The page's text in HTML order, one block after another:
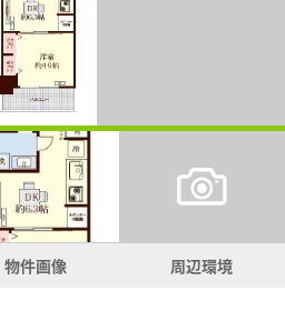
物件画像 周辺環境